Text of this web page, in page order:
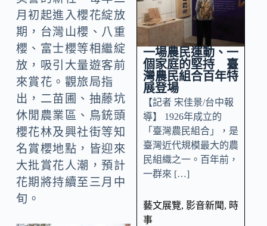
月初起進入櫻花綻放
期，台灣山櫻、八重
櫻、富士櫻等相繼綻
放，吸引大量遊客前
來賞花。觀旅局指
出，二苗圃、抽藤坑
休閒農業區、鳥銃頭
櫻花林及興社街等知
名賞櫻地點，皆迎來
大批賞花人潮，預計
花期將持續至三月中
旬。
一場農民運動、一
個家庭的堅持 臺
灣農民組合百年特
展登場
【記者 宋佳景/台中報
導】 1926年成立的
「臺灣農民組合」，是
臺灣近代規模最大的農
民組織之一。百年前，
一群來 […]
藝文展覽, 影音新聞, 時
事